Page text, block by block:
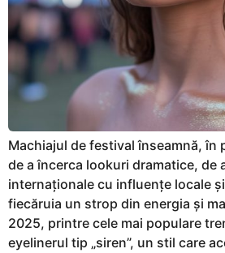
Machiajul de festival înseamnă, în
de a încerca lookuri dramatice, de
internaționale cu influențe locale
fiecăruia un strop din energia și
2025, printre cele mai populare
eyelinerul tip „siren”, un stil care